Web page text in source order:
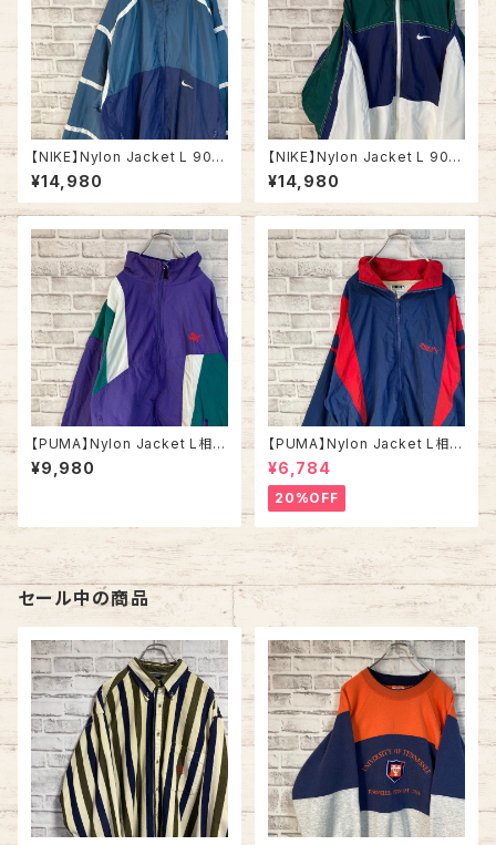
【NIKE】Nylon Jacket L 90s
vintage USA規格 ナイキ 銀タ
グ ナイロンジャケット 切替 刺繍
ロゴ 胸ロゴ ワンポイントロゴ S
古着
¥14,980
【NIKE】Nylon Jacket L 90s
vintage USA規格 ナイキ 銀タ
グ ナイロンジャケット 切替 刺繍
ロゴ 胸ロゴ ワンポイントロゴ S
古着
¥14,980
【PUMA】Nylon Jacket L相当
80s vintage プーマ ナイロン
ジャケット 切替 刺繍ロゴ ワン
カ USA 古着
¥9,980
【PUMA】Nylon Jacket L相当
90s プーマ ナイロンジャケット
切替 刺繍ロゴ ワンポイントロゴ
ウインドブレーカー アウター ア
メリカ USA 古着
¥6,784
20%OFF
セール中の商品